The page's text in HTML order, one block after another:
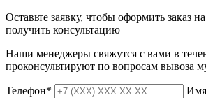
Оставьте заявку, чтобы оформить заказ
получить консультацию
Наши менеджеры свяжутся с вами в
проконсультируют по вопросам вывоза
Телефон*
Имя